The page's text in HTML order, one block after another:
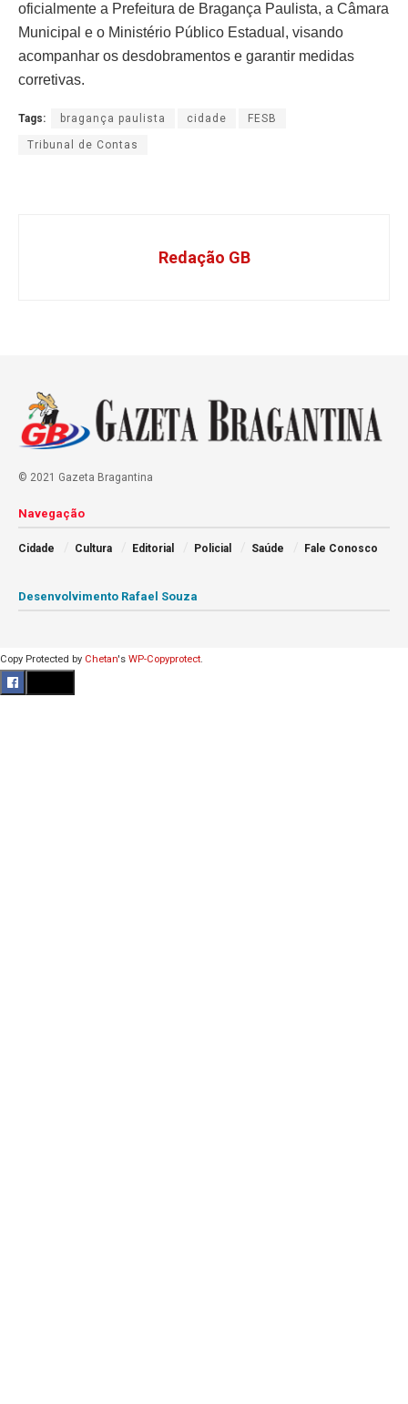
oficialmente a Prefeitura de Bragança Paulista, a Câmara
Municipal e o Ministério Público Estadual, visando
acompanhar os desdobramentos e garantir medidas
corretivas.
Tags: bragança paulista cidade FESB
Tribunal de Contas
Redação GB
© 2021 Gazeta Bragantina
Navegação
Cidade Cultura Editorial Policial Saúde Fale Conosco
Desenvolvimento Rafael Souza
Copy Protected by Chetan's WP-Copyprotect.